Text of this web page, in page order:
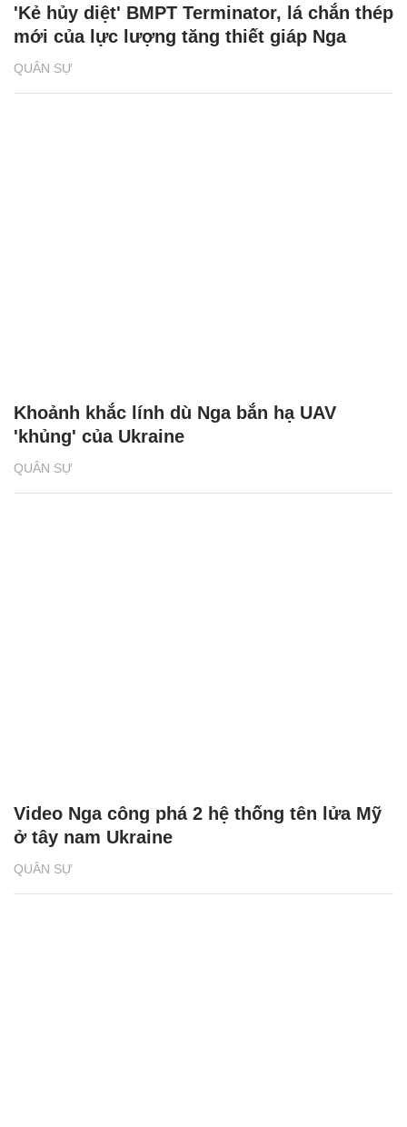
QUÂN SỰ
'Kẻ hủy diệt' BMPT Terminator, lá chắn thép
mới của lực lượng tăng thiết giáp Nga
QUÂN SỰ
Khoảnh khắc lính dù Nga bắn hạ UAV
'khủng' của Ukraine
QUÂN SỰ
Video Nga công phá 2 hệ thống tên lửa Mỹ
ở tây nam Ukraine